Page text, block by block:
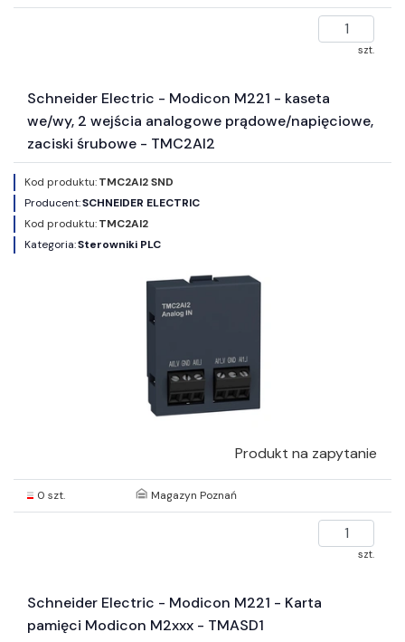
szt.
Schneider Electric - Modicon M221 - kaseta
we/wy, 2 wejścia analogowe prądowe/napięciowe,
zaciski śrubowe - TMC2AI2
Kod produktu:TMC2AI2 SND
Producent:SCHNEIDER ELECTRIC
Kod produktu:TMC2AI2
Kategoria:Sterowniki PLC
Produkt na zapytanie
0 szt. Magazyn Poznań
szt.
Schneider Electric - Modicon M221 - Karta
pamięci Modicon M2xxx - TMASD1